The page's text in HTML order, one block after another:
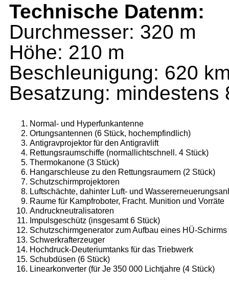
Technische Datenm:
Durchmesser: 320 m
Höhe: 210 m
Beschleuni­gung: 620
Besatzung: mindestens
Normal- und Hyperfunkantenne
Ortungsantennen (6 Stück, hochempfind­lich)
Antigravprojektor für den Antigravlift
Rettungsraumschiffe (normallichtschnell. 4 Stück)
Thermokanone (3 Stück)
Hangarschleuse zu den Rettungsraumern (2 Stück)
Schutzschirmprojektoren
Luftschächte, dahinter Luft- und
Raume für Kampfroboter, Fracht. Muni­tion und Vorräte
Andruckneutralisatoren
Impulsgeschütz (insgesamt 6 Stück)
Schutzschirmgenerator zum Aufbau eines HÜ-Schirms
Schwerkrafterzeuger
Hochdruck-Deuteriumtanks für das Trieb­werk
Schubdüsen (6 Stück)
Linearkonverter (für Je 350 000 Lichtjahre (4 Stück)